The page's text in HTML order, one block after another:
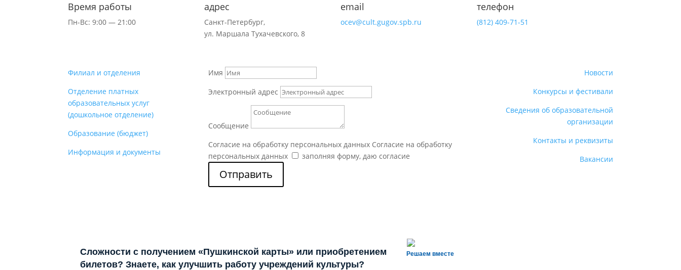
Время работы
Пн-Вс: 9:00 — 21:00
адрес
Санкт-Петербург,
ул. Маршала Тухачевского, 8
email
ocev@cult.gugov.spb.ru
телефон
(812) 409-71-51
Филиал и отделения
Отделение платных
образовательных услуг
(дошкольное отделение)
Образование (бюджет)
Информация и документы
Имя
Электронный адрес
Сообщение
Согласие на обработку персональных данных Согласие на обработку
персональных данных
заполняя форму, даю согласие
Отправить
Новости
Конкурсы и фестивали
Сведения об образовательной
организации
Контакты и реквизиты
Вакансии
Решаем вместе
Сложности с получением «Пушкинской карты» или приобретением
билетов? Знаете, как улучшить работу учреждений культуры?